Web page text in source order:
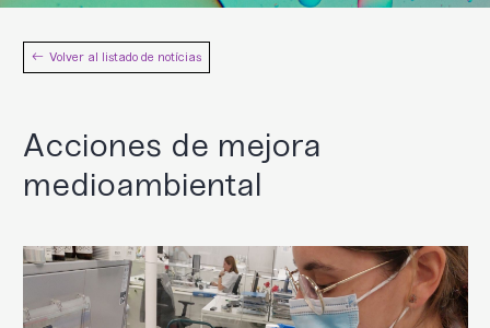
Volver al listado de notícias
Acciones de mejora
medioambiental